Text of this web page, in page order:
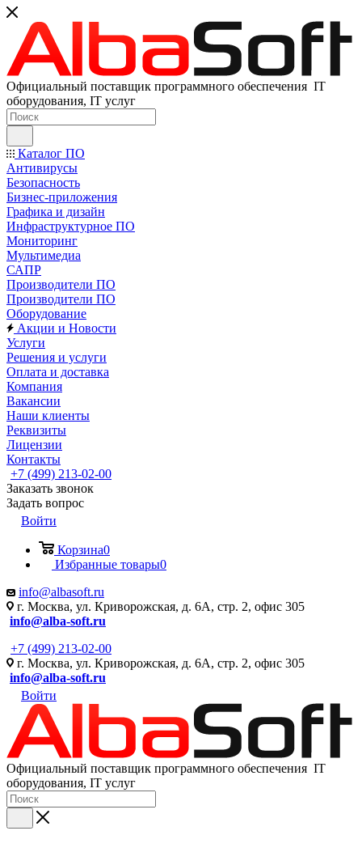
Официальный поставщик программного обеспечения IT
оборудования, IT услуг
Каталог ПО
Антивирусы
Безопасность
Бизнес-приложения
Графика и дизайн
Инфраструктурное ПО
Мониторинг
Мультимедиа
САПР
Производители ПО
Производители ПО
Оборудование
Акции и Новости
Услуги
Решения и услуги
Оплата и доставка
Компания
Вакансии
Наши клиенты
Реквизиты
Лицензии
Контакты
+7 (499) 213-02-00
Заказать звонок
Задать вопрос
Войти
Корзина0
Избранные товары0
info@albasoft.ru
г. Москва, ул. Криворожская, д. 6А, стр. 2, офис 305
info@alba-soft.ru
+7 (499) 213-02-00
г. Москва, ул. Криворожская, д. 6А, стр. 2, офис 305
info@alba-soft.ru
Войти
Официальный поставщик программного обеспечения IT
оборудования, IT услуг